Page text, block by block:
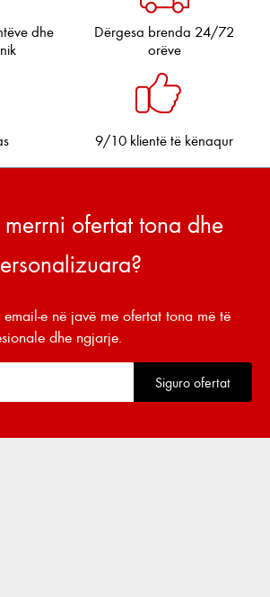
dhe
Dërgesa brenda 24/72
orëve
9/10 klientë të kënaqur
ofertat tona dhe
e në javë me ofertat tona më të
dhe ngjarje.
Siguro ofertat